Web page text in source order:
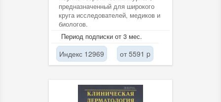
предназначенный для широкого
круга исследователей, медиков и
биологов.
Период подписки от 3 мес.
Индекс 12969 от 5591 p